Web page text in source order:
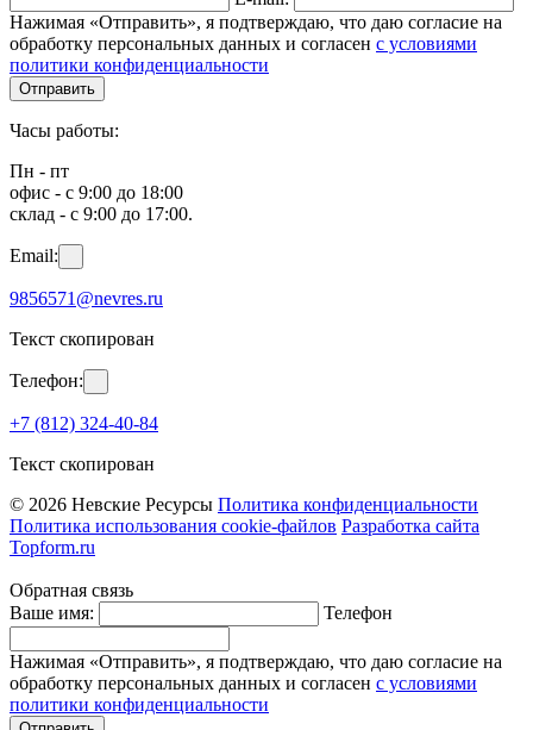
Нажимая «Отправить», я подтверждаю, что даю согласие на
обработку персональных данных и согласен с условиями
политики конфиденциальности
Отправить
Часы работы:
Пн - пт
офис - с 9:00 до 18:00
склад - с 9:00 до 17:00.
Email:
9856571@nevres.ru
Текст скопирован
Телефон:
+7 (812) 324-40-84
Текст скопирован
© 2026 Невские Ресурсы Политика конфиденциальности
Политика использования cookie-файлов Разработка сайта
Topform.ru
Обратная связь
Ваше имя:
Телефон
Нажимая «Отправить», я подтверждаю, что даю согласие на
обработку персональных данных и согласен с условиями
политики конфиденциальности